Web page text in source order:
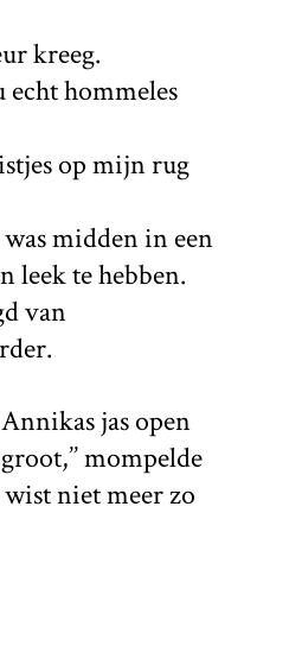
kreeg.
hommeles
op mijn rug
midden in een
leek te hebben.
van
jas open
mompelde
niet meer zo